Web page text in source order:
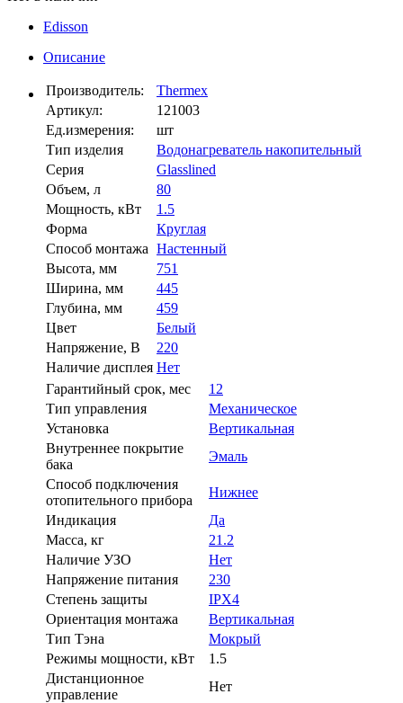
Edisson
Описание
Производитель:
Thermex
Артикул:
121003
Ед.измерения:
шт
Тип изделия
Водонагреватель накопительный
Серия
Glasslined
Объем, л
80
Мощность, кВт
1.5
Форма
Круглая
Способ монтажа Настенный
Высота, мм
751
Ширина, мм
445
Глубина, мм
459
Цвет
Белый
Напряжение, В
220
Наличие дисплея Нет
Гарантийный срок, мес
12
Тип управления
Механическое
Установка
Вертикальная
Внутреннее покрытие
бака
Эмаль
Способ подключения
отопительного прибора
Нижнее
Индикация
Да
Масса, кг
21.2
Наличие УЗО
Нет
Напряжение питания
230
Степень защиты
IPX4
Ориентация монтажа
Вертикальная
Тип Тэна
Мокрый
Режимы мощности, кВт
1.5
Дистанционное
управление
Нет